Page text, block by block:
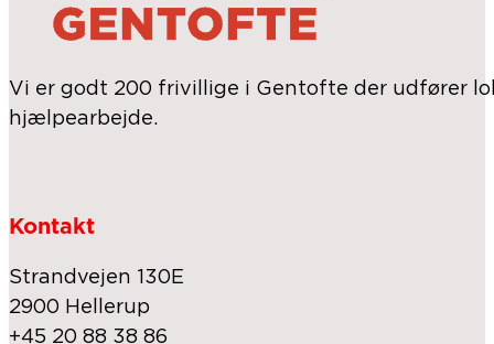
Vi er godt 200 frivillige i Gentofte der udfører
hjælpearbejde.
Kontakt
Strandvejen 130E
2900 Hellerup
+45 20 88 38 86